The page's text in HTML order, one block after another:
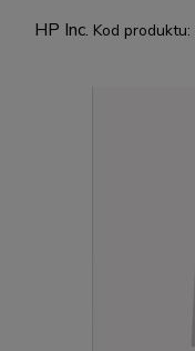
HP Inc. Kod produktu: